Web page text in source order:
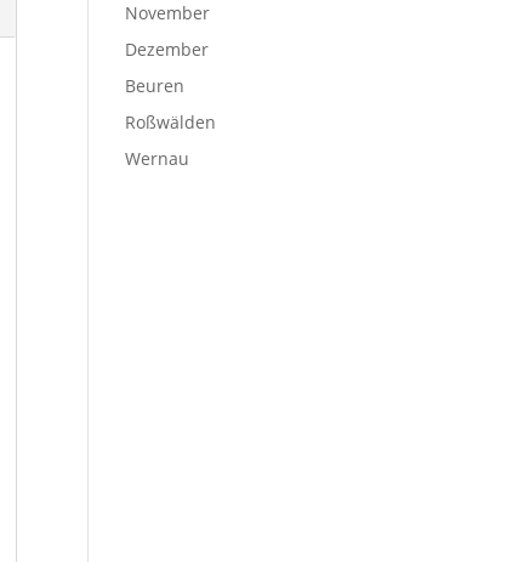
November
Dezember
Beuren
Roßwälden
Wernau